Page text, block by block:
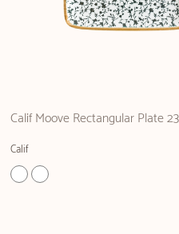
Calif Moove Rectangular Plate
Calif